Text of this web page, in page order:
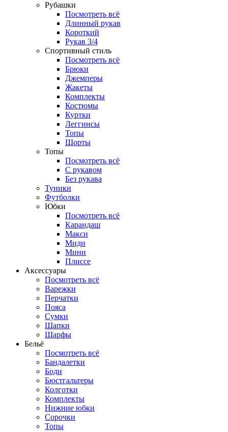
Рубашки
Посмотреть всё
Длинный рукав
Короткий
Рукав 3/4
Спортивный стиль
Посмотреть всё
Брюки
Джемперы
Жакеты
Комплекты
Костюмы
Куртки
Леггинсы
Топы
Шорты
Топы
Посмотреть всё
C рукавом
Без рукава
Туники
Футболки
Юбки
Посмотреть всё
Карандаш
Макси
Миди
Мини
Плиссе
Аксессуары
Посмотреть всё
Варежки
Перчатки
Пояса
Сумки
Шапки
Шарфы
Бельё
Посмотреть всё
Бандалетки
Боди
Бюстгальтеры
Колготки
Комплекты
Нижние юбки
Сорочки
Топы